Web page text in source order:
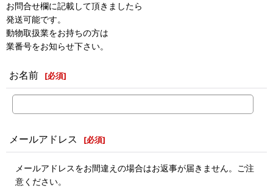
お問合せ欄に記載して頂きましたら
発送可能です。
動物取扱業をお持ちの方は
業番号をお知らせ下さい。
お名前 [必須]
メールアドレス [必須]
メールアドレスをお間違えの場合はお返事が届きません。ご注
意ください。